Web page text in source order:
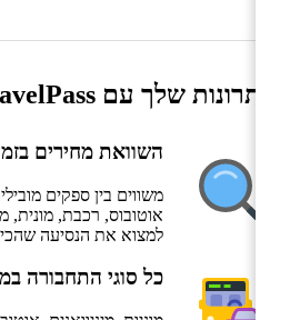
היתרונות שלך עם TravelPass
השוואת מחירים
משווים בין ספקים
אוטובוס, רכבת, מונית,
למצוא את הנסיעה
כל סוגי התחבורה